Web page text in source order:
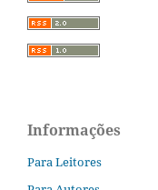
Informações
Para Leitores